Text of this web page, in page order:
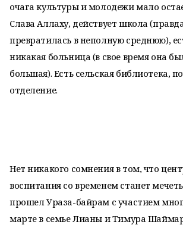
очага культуры и молодежи мало
Слава Аллаху, действует школа
превратилась в неполную среднюю),
никакая больница (в свое время она
большая). Есть сельская библиотека,
отделение.
Нет никакого сомнения в том, что
воспитания со временем станет
прошел Ураза-байрам с участием
марте в семье Лианы и Тимура